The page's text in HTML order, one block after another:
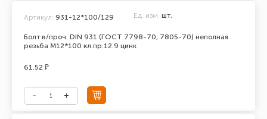
Болт в/проч. DIN 931 (ГОСТ 7798-70, 7805-70) неполная
резьба М12*100 кл.пр.12.9 цинк
Артикул: 931-12*100/129 Ед. изм. шт.
61.52 ₽